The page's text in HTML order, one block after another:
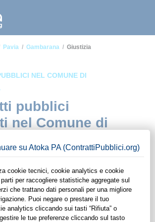
Pavia Gambarana Giustizia
NEL COMUNE DI
pubblici
nel Comune di
del sito di ContrattiPubblici.org potrai avere
presenti nella piattaforma stipulati
di Gambarana in ambito Giustizia.
di ContrattiPubblici.org potrai
dei contratti pubblici di tuo interesse e
attività commerciale con le Pubbliche